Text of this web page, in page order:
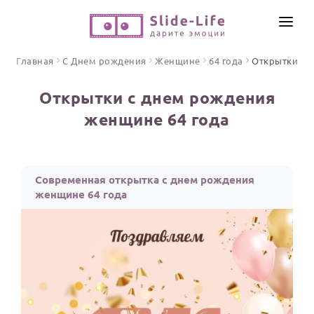
ПО ФОРМАТУ
Открытки
Стихи и тексты
С Днем рождения
Юбилей
ИНСТРУМЕНТЫ
ОТЗЫВЫ
Главная С Днем рождения Женщине 64 года Открытки
Открытки с днем рождения
женщине 64 года
Современная открытка с днем рождения
женщине 64 года